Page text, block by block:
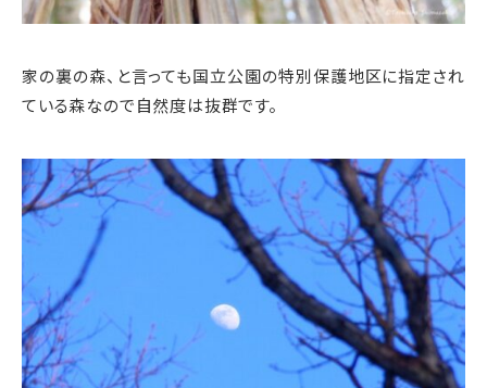
家の裏の森、と言っても国立公園の特別保護地区に指定され
ている森なので自然度は抜群です。